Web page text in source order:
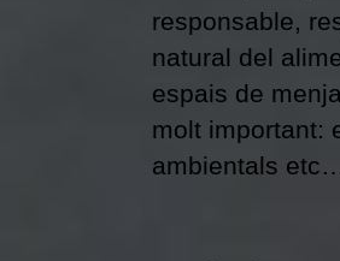
responsable,
natural del
espais de
molt important:
ambientals etc…